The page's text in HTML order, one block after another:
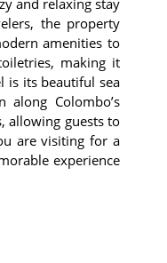
and relaxing stay
the property
amenities to
making it
is its beautiful sea
Colombo’s
allowing guests to
are visiting for a
experience